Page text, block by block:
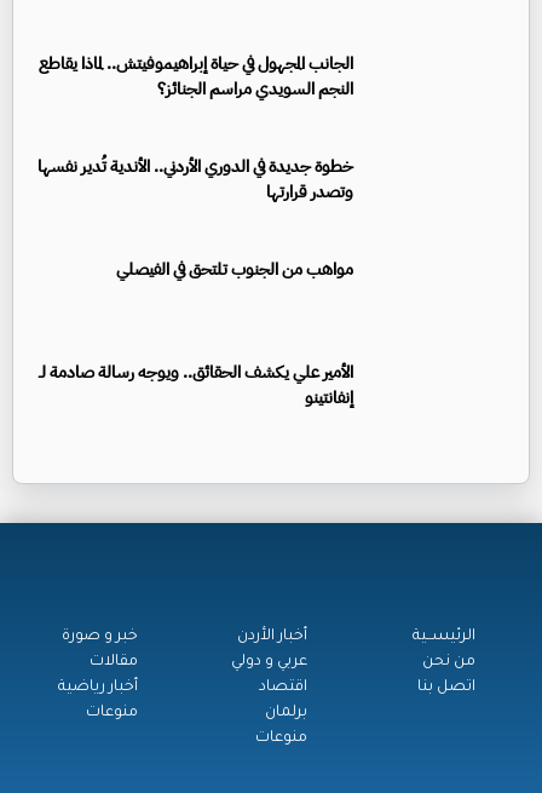
الجانب المجهول في حياة إبراهيموفيتش.. لماذا يقاطع
النجم السويدي مراسم الجنائز؟
خطوة جديدة في الدوري الأردني.. الأندية تُدير نفسها
وتصدر قرارتها
مواهب من الجنوب تلتحق في الفيصلي
الأمير علي يكشف الحقائق.. ويوجه رسالة صادمة لـ
إنفانتينو
الرئيســية
من نحن
اتصل بنا
أخبار الأردن
عربي و دولي
اقتصاد
برلمان
منوعات
خبر و صورة
مقالات
أخبار رياضية
منوعات